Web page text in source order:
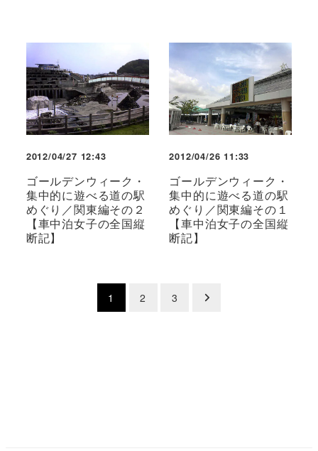
2012/04/27 12:43
ゴールデンウィーク・
集中的に遊べる道の駅
めぐり／関東編その２
【車中泊女子の全国縦
断記】
2012/04/26 11:33
ゴールデンウィーク・
集中的に遊べる道の駅
めぐり／関東編その１
【車中泊女子の全国縦
断記】
1 2 3